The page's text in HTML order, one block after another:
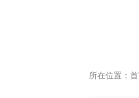
所在位置：